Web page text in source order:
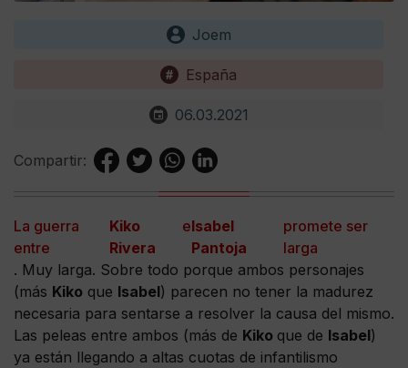
Joem
España
06.03.2021
Compartir:
La guerra
entre
Kiko
Rivera
eIsabel
Pantoja
promete ser
larga
. Muy larga. Sobre todo porque ambos personajes
(más Kiko que Isabel) parecen no tener la madurez
necesaria para sentarse a resolver la causa del mismo.
Las peleas entre ambos (más de Kiko que de Isabel)
ya están llegando a altas cuotas de infantilismo